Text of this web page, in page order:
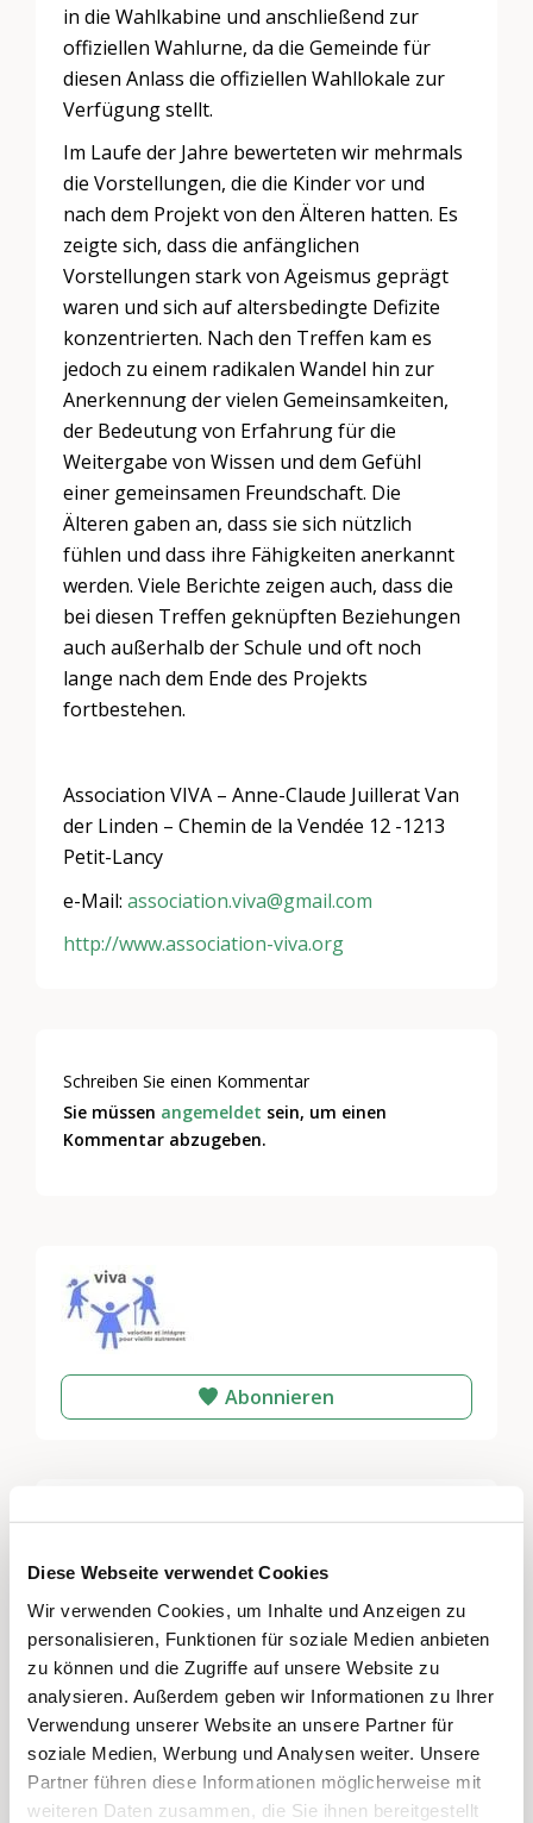
Diese Webseite verwendet Cookies
Wir verwenden Cookies, um Inhalte und Anzeigen zu
personalisieren, Funktionen für soziale Medien anbieten
zu können und die Zugriffe auf unsere Website zu
analysieren. Außerdem geben wir Informationen zu Ihrer
Verwendung unserer Website an unsere Partner für
soziale Medien, Werbung und Analysen weiter. Unsere
Partner führen diese Informationen möglicherweise mit
weiteren Daten zusammen, die Sie ihnen bereitgestellt
Abonnieren
Telefon:
0227925143
E-Mail:
contact@association-viva.ch
Website:
www.association-viva.org
Social Media:
in die Wahlkabine und anschließend zur
offiziellen Wahlurne, da die Gemeinde für
diesen Anlass die offiziellen Wahllokale zur
Verfügung stellt.
Im Laufe der Jahre bewerteten wir mehrmals
die Vorstellungen, die die Kinder vor und
nach dem Projekt von den Älteren hatten. Es
zeigte sich, dass die anfänglichen
Vorstellungen stark von Ageismus geprägt
waren und sich auf altersbedingte Defizite
konzentrierten. Nach den Treffen kam es
jedoch zu einem radikalen Wandel hin zur
Anerkennung der vielen Gemeinsamkeiten,
der Bedeutung von Erfahrung für die
Weitergabe von Wissen und dem Gefühl
einer gemeinsamen Freundschaft. Die
Älteren gaben an, dass sie sich nützlich
fühlen und dass ihre Fähigkeiten anerkannt
werden. Viele Berichte zeigen auch, dass die
bei diesen Treffen geknüpften Beziehungen
auch außerhalb der Schule und oft noch
lange nach dem Ende des Projekts
fortbestehen.
Association VIVA – Anne-Claude Juillerat Van
der Linden – Chemin de la Vendée 12 -1213
Petit-Lancy
e-Mail:association.viva@gmail.com
http://www.association-viva.org
Schreiben Sie einen Kommentar
Sie müssen angemeldet sein, um einen
Kommentar abzugeben.